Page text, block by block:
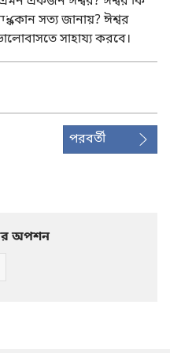
কোন সত্য জানায়? ঈশ্বর
সাহায্য করবে।
পরবর্তী
অপশন